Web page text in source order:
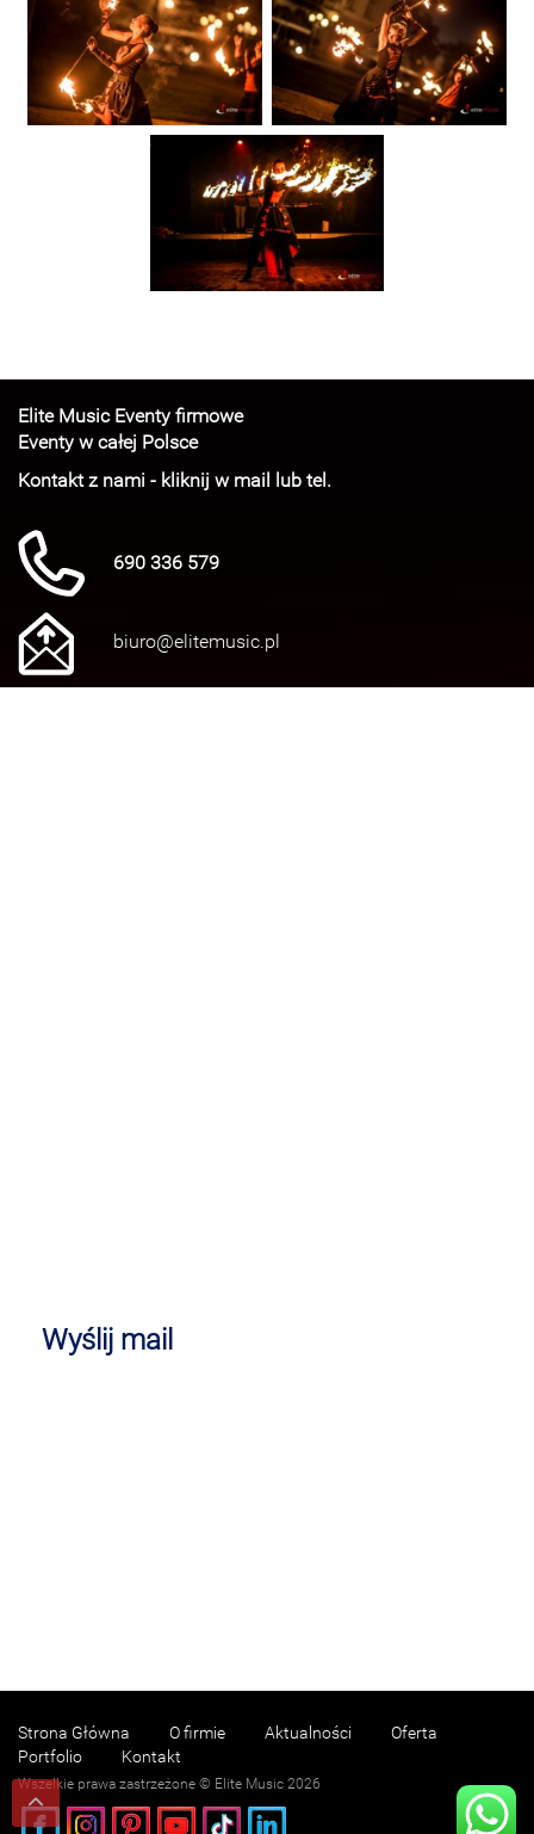
Elite Music Eventy firmowe
Eventy w całej Polsce
Kontakt z nami - kliknij w mail lub tel.
690 336 579
biuro@elitemusic.pl
Wyślij mail
Strona Główna O firmie Aktualności
Oferta
Portfolio
Kontakt
Wszelkie prawa zastrzeżone © Elite Music 2026